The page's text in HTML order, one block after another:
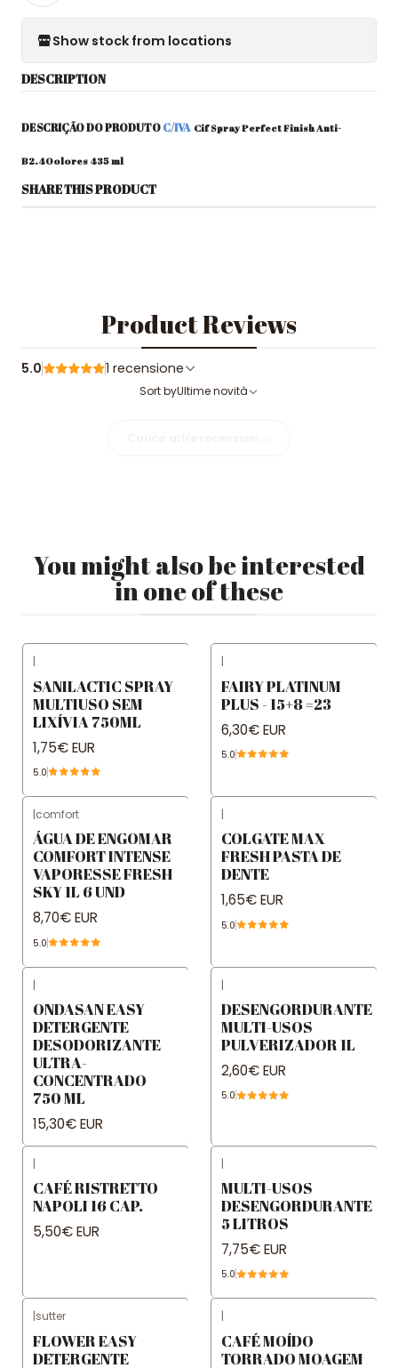
Show stock from locations
DESCRIPTION
DESCRIÇÃO DO PRODUTOC/IVACif Spray Perfect Finish Anti-
B2.40olores 435 ml
SHARE THIS PRODUCT
Product Reviews
5.0 1 recensione
Sort byUltime novità
You might also be interested
in one of these
|
SANILACTIC SPRAY
MULTIUSO SEM
LIXÍVIA 750ML
1,75€ EUR
5.0
|
FAIRY PLATINUM
PLUS - 15+8 =23
6,30€ EUR
5.0
|comfort
ÁGUA DE ENGOMAR
COMFORT INTENSE
VAPORESSE FRESH
SKY 1L 6 UND
8,70€ EUR
5.0
|
COLGATE MAX
FRESH PASTA DE
DENTE
1,65€ EUR
5.0
|
ONDASAN EASY
DETERGENTE
DESODORIZANTE
ULTRA-
CONCENTRADO
750 ML
15,30€ EUR
|
DESENGORDURANTE
MULTI-USOS
PULVERIZADOR 1L
2,60€ EUR
5.0
|
CAFÉ RISTRETTO
NAPOLI 16 CAP.
5,50€ EUR
|
MULTI-USOS
DESENGORDURANTE
5 LITROS
7,75€ EUR
5.0
|sutter
FLOWER EASY
DETERGENTE
|
CAFÉ MOÍDO
TORRADO MOAGEM